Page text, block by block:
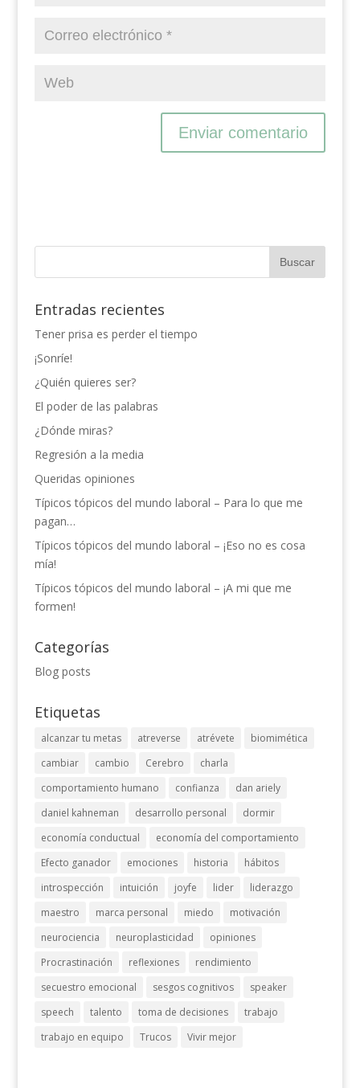
Entradas recientes
Tener prisa es perder el tiempo
¡Sonríe!
¿Quién quieres ser?
El poder de las palabras
¿Dónde miras?
Regresión a la media
Queridas opiniones
Típicos tópicos del mundo laboral – Para lo que me
pagan…
Típicos tópicos del mundo laboral – ¡Eso no es cosa
mía!
Típicos tópicos del mundo laboral – ¡A mi que me
formen!
Categorías
Blog posts
Etiquetas
alcanzar tu metas atreverse atrévete
biomimética
cambiar
cambio Cerebro
charla
comportamiento humano
confianza
dan ariely
daniel kahneman
desarrollo personal
dormir
economía conductual
economía del comportamiento
Efecto ganador
emociones historia
hábitos
introspección
intuición joyfe lider
liderazgo
maestro
marca personal miedo
motivación
neurociencia
neuroplasticidad
opiniones
Procrastinación
reflexiones
rendimiento
secuestro emocional
sesgos cognitivos
speaker
speech
talento toma de decisiones
trabajo
trabajo en equipo
Trucos Vivir mejor